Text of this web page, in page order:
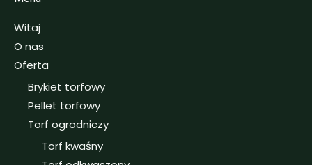
Witaj
O nas
Oferta
Brykiet torfowy
Pellet torfowy
Torf ogrodniczy
Torf kwaśny